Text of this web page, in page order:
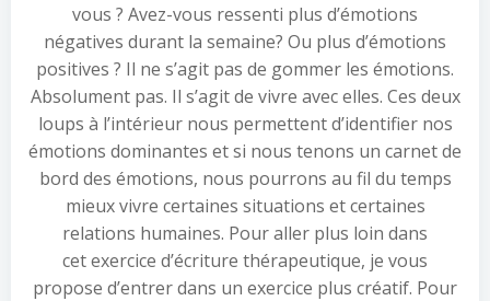
vous ? Avez-vous ressenti plus d’émotions
négatives durant la semaine? Ou plus d’émotions
positives ? Il ne s’agit pas de gommer les émotions.
Absolument pas. Il s’agit de vivre avec elles. Ces deux
loups à l’intérieur nous permettent d’identifier nos
émotions dominantes et si nous tenons un carnet de
bord des émotions, nous pourrons au fil du temps
mieux vivre certaines situations et certaines
relations humaines. Pour aller plus loin dans
cet exercice d’écriture thérapeutique, je vous
propose d’entrer dans un exercice plus créatif. Pour